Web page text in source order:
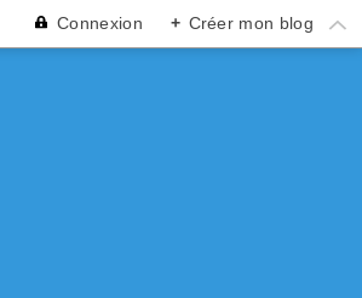
Connexion + Créer mon blog